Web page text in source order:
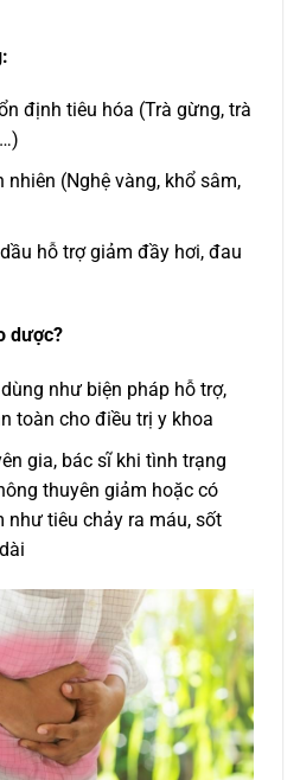
định tiêu hóa (Trà gừng, trà
(Nghệ vàng, khổ sâm,
hỗ trợ giảm đầy hơi, đau
dược?
như biện pháp hỗ trợ,
toàn cho điều trị y khoa
gia, bác sĩ khi tình trạng
thuyên giảm hoặc có
như tiêu chảy ra máu, sốt